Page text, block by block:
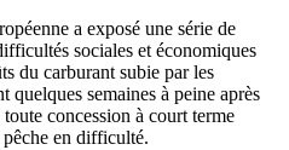
a exposé une série de
sociales et économiques
du carburant subie par les
semaines à peine après
concession à court terme
pêche en difficulté.